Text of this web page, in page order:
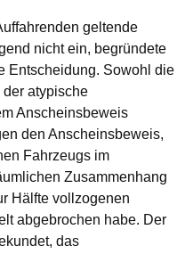
geltende
nicht ein, begründete
Entscheidung. Sowohl die
atypische
Anscheinsbeweis
den Anscheinsbeweis,
Fahrzeugs im
Zusammenhang
Hälfte vollzogenen
abgebrochen habe. Der
das